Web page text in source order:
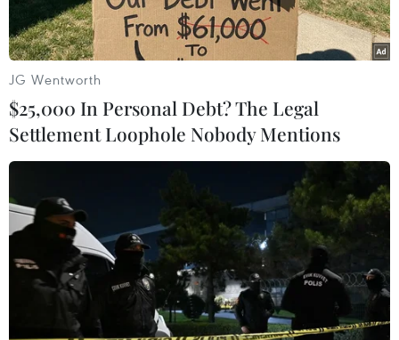
bảo rằng các hoạt động xuất nhập khẩu và giao dịch
tài chính có thể sử dụng nhân dân tệ.
JG Wentworth
$25,000 In Personal Debt? The Legal
Settlement Loophole Nobody Mentions